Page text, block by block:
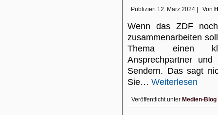
Publiziert 12. März 2024 Von
Wenn das ZDF
zusammenarbeiten
Thema einen
Ansprechpartner
Sendern. Das sagt
Sie… Weiterlesen
Veröffentlicht unter Medien-Blog